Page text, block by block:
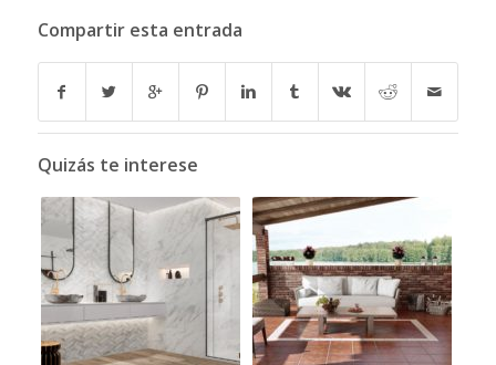
Compartir esta entrada
Quizás te interese